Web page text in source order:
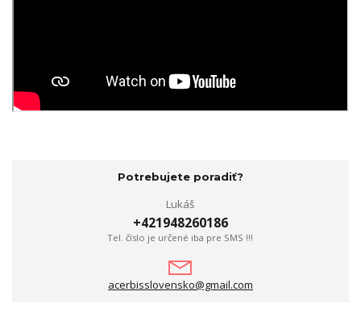
Potrebujete poradiť?
Lukáš
+421948260186
Tel. číslo je určené iba pre SMS !!!
acerbisslovensko@gmail.com